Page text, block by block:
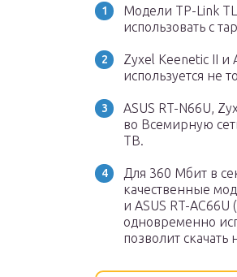
Модели TP-Link
использовать с
Zyxel Keenetic II и
используется не
ASUS RT-N66U,
во Всемирную
ТВ.
Для 360 Мбит в
качественные
и ASUS RT-
одновременно
позволит